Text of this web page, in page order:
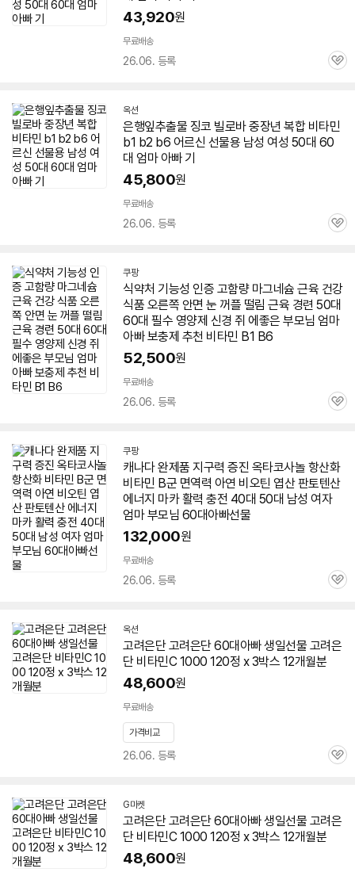
43,920원
무료배송
26.06. 등록
관
옥션
은행잎추출물 징코 빌로바 중장년 복합 비타민
b1 b2 b6 어르신 선물용 남성 여성 50대 60
대 엄마아빠기
45,800원
무료배송
26.06. 등록
관
쿠팡
식약처 기능성 인증 고함량 마그네슘 근육 건강
식품 오른쪽 안면 눈 꺼플 떨림 근육 경련 50대
60대 필수 영양제 신경 쥐 에좋은 부모님 엄마
아빠보충제 추천 비타민 B1 B6
52,500원
무료배송
26.06. 등록
관
쿠팡
캐나다 완제품 지구력 증진 옥타코사놀 항산화
비타민 B군 면역력 아연 비오틴 엽산 판토텐산
에너지 마카 활력 충전 40대 50대 남성 여자
엄마 부모님 60대아빠선물
132,000원
무료배송
26.06. 등록
관
옥션
고려은단 고려은단60대아빠생일선물 고려은
단 비타민C 1000 120정 x 3박스 12개월분
48,600원
무료배송
가격비교
26.06. 등록
관
G마켓
고려은단 고려은단60대아빠생일선물 고려은
단 비타민C 1000 120정 x 3박스 12개월분
48,600원